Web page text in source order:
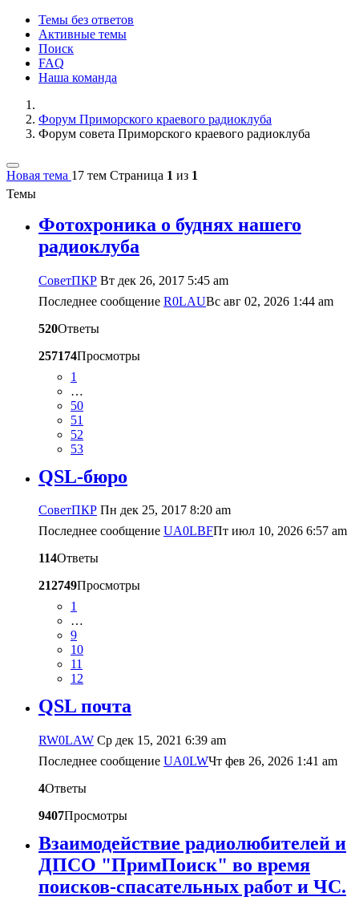
Темы без ответов
Активные темы
Поиск
FAQ
Наша команда
Форум Приморского краевого радиоклуба
Форум совета Приморского краевого радиоклуба
Новая тема 17 тем Страница 1 из 1
Темы
Фотохроника о буднях нашего
радиоклуба
CоветПКР Вт дек 26, 2017 5:45 am
Последнее сообщение R0LAUВс авг 02, 2026 1:44 am
520Ответы
257174Просмотры
1
…
50
51
52
53
QSL-бюро
CоветПКР Пн дек 25, 2017 8:20 am
Последнее сообщение UA0LBFПт июл 10, 2026 6:57 am
114Ответы
212749Просмотры
1
…
9
10
11
12
QSL почта
RW0LAW Ср дек 15, 2021 6:39 am
Последнее сообщение UA0LWЧт фев 26, 2026 1:41 am
4Ответы
9407Просмотры
Взаимодействие радиолюбителей и
ДПСО "ПримПоиск" во время
поисков-спасательных работ и ЧС.